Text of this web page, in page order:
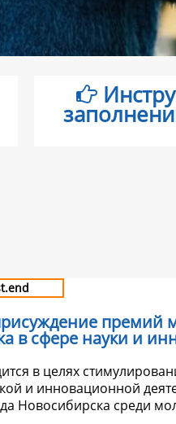
премий
в сфере науки и
в целях
и инновационной
Новосибирска среди